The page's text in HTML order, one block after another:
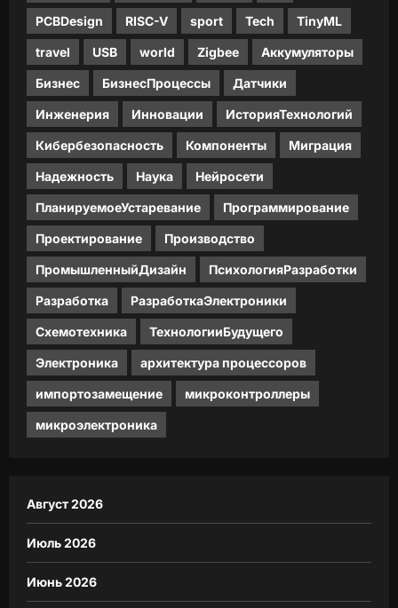
PCBDesign RISC-V sport Tech TinyML
travel USB world Zigbee Аккумуляторы
Бизнес БизнесПроцессы Датчики
Инженерия Инновации ИсторияТехнологий
Кибербезопасность Компоненты Миграция
Надежность Наука Нейросети
ПланируемоеУстаревание Программирование
Проектирование Производство
ПромышленныйДизайн ПсихологияРазработки
Разработка РазработкаЭлектроники
Схемотехника ТехнологииБудущего
Электроника архитектура процессоров
импортозамещение микроконтроллеры
микроэлектроника
Август 2026
Июль 2026
Июнь 2026